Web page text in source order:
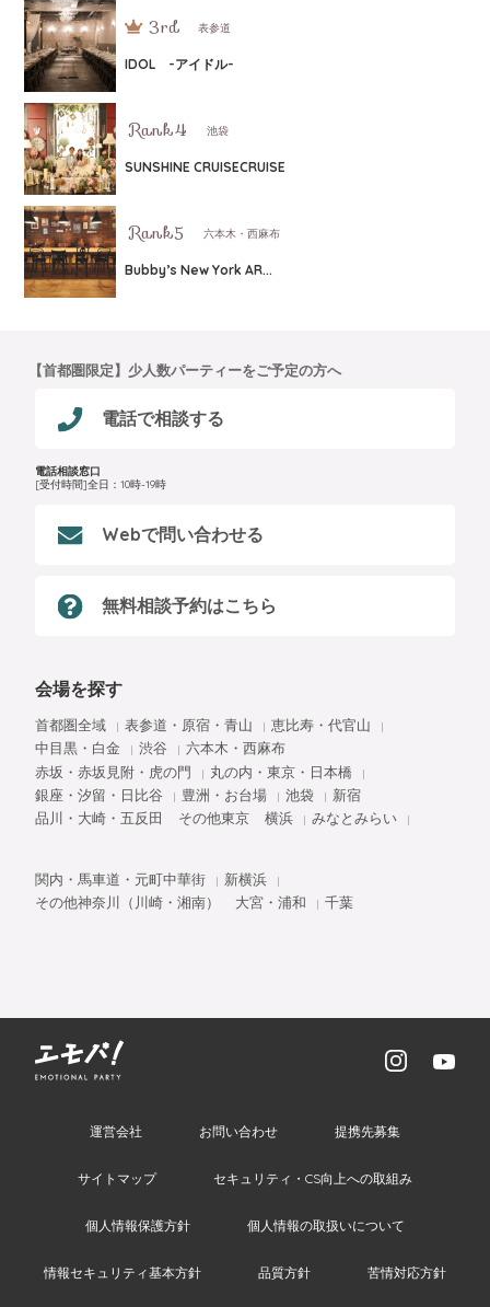
表参道
IDOL -アイドル-
池袋
SUNSHINE CRUISECRUISE
六本木・西麻布
Bubby’s New York AR...
【首都圏限定】少人数パーティーをご予定の方へ
電話で相談する
電話相談窓口
[受付時間]全日：10時-19時
Webで問い合わせる
無料相談予約はこちら
会場を探す
首都圏全域 表参道・原宿・青山
恵比寿・代官山
中目黒・白金
渋谷
六本木・西麻布
赤坂・赤坂見附・虎の門
丸の内・東京・日本橋
銀座・汐留・日比谷
豊洲・お台場 池袋
新宿
品川・大崎・五反田
その他東京 横浜 みなとみらい
関内・馬車道・元町中華街
新横浜
その他神奈川（川崎・湘南）
大宮・浦和 千葉
運営会社 お問い合わせ 提携先募集
サイトマップ セキュリティ・CS向上への取組み
個人情報保護方針 個人情報の取扱いについて
情報セキュリティ基本方針 品質方針 苦情対応方針